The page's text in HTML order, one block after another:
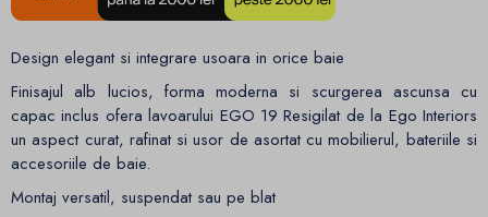
Design elegant si integrare usoara in orice baie
Finisajul alb lucios, forma moderna si scurgerea ascunsa cu
capac inclus ofera lavoarului EGO 19 Resigilat de la Ego Interiors
un aspect curat, rafinat si usor de asortat cu mobilierul, bateriile si
accesoriile de baie.
Montaj versatil, suspendat sau pe blat